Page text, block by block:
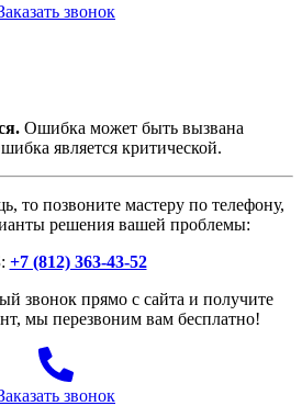
звонок
Ошибка может быть вызвана
является критической.
то позвоните мастеру по телефону,
решения вашей проблемы:
+7 (812) 363-43-52
звонок прямо с сайта и получите
мы перезвоним вам бесплатно!
звонок